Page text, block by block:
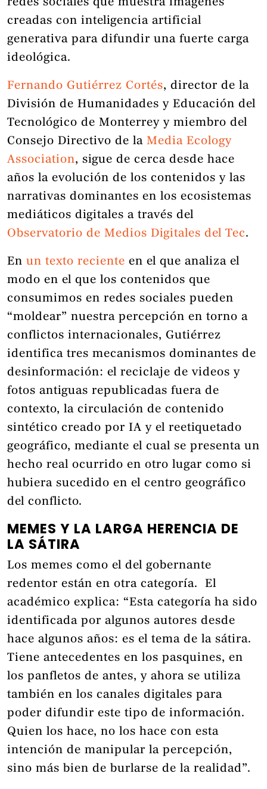
redes sociales que muestra imágenes
creadas con inteligencia artificial
generativa para difundir una fuerte carga
ideológica.
Fernando Gutiérrez Cortés, director de la
División de Humanidades y Educación del
Tecnológico de Monterrey y miembro del
Consejo Directivo de la Media Ecology
Association, sigue de cerca desde hace
años la evolución de los contenidos y las
narrativas dominantes en los ecosistemas
mediáticos digitales a través del
Observatorio de Medios Digitales del Tec.
En un texto reciente en el que analiza el
modo en el que los contenidos que
consumimos en redes sociales pueden
“moldear” nuestra percepción en torno a
conflictos internacionales, Gutiérrez
identifica tres mecanismos dominantes de
desinformación: el reciclaje de videos y
fotos antiguas republicadas fuera de
contexto, la circulación de contenido
sintético creado por IA y el reetiquetado
geográfico, mediante el cual se presenta un
hecho real ocurrido en otro lugar como si
hubiera sucedido en el centro geográfico
del conflicto.
MEMES Y LA LARGA HERENCIA DE
LA SÁTIRA
Los memes como el del gobernante
redentor están en otra categoría. El
académico explica: “Esta categoría ha sido
identificada por algunos autores desde
hace algunos años: es el tema de la sátira.
Tiene antecedentes en los pasquines, en
los panfletos de antes, y ahora se utiliza
también en los canales digitales para
poder difundir este tipo de información.
Quien los hace, no los hace con esta
intención de manipular la percepción,
sino más bien de burlarse de la realidad”.